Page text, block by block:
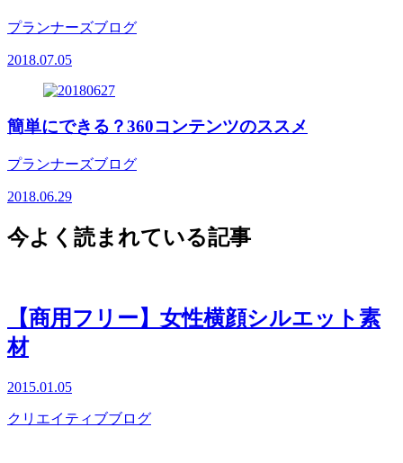
プランナーズブログ
2018.07.05
簡単にできる？360コンテンツのススメ
プランナーズブログ
2018.06.29
今よく読まれている記事
【商用フリー】女性横顔シルエット素
材
2015.01.05
クリエイティブブログ